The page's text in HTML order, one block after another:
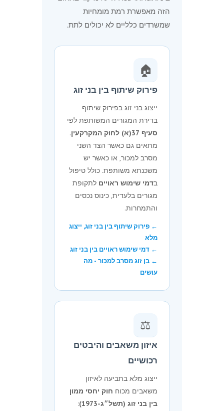
הזה מאפשרת רמת מומחיות
שמשרדים כלליים לא יכולים לתת.
🏠
פירוק שיתוף בין בני זוג
ייצוג בני זוג בפירוק שיתוף
בדירת המגורים המשותפת לפי
סעיף 37(א) לחוק המקרקעין
.
מתאים גם כאשר הצד השני
מסרב למכור, או כאשר יש
משכנתא משותפת. כולל טיפול
בדמי שימוש ראויים לתקופת
מגורים בלעדית, כינוס נכסים
והתמחרות.
← פירוק שיתוף בין בני זוג, ייצוג
מלא
← דמי שימוש ראויים בין בני זוג
← בן זוג מסרב למכור - מה
עושים
⚖️
איזון משאבים והיבטים
רכושיים
ייצוג מלא בתביעה לאיזון
משאבים מכוח חוק יחסי ממון
בין בני זוג (תשל״ג-1973)
: